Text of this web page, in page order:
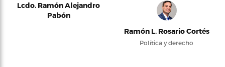
Lcdo. Ramón Alejandro
Pabón
Ramón L. Rosario Cortés
Política y derecho